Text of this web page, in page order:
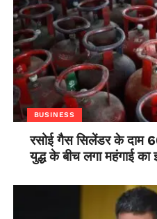
BUSINESS
रसोई गैस सिलेंडर के दाम
युद्ध के बीच लगा महंगाई